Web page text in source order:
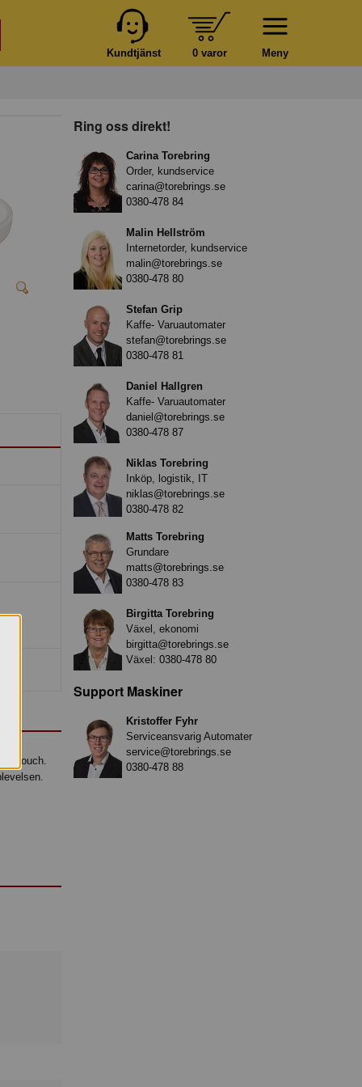
Meny
0 varor
Kundtjänst
touch.
Ring oss direkt!
Carina Torebring
Order, kundservice
carina@torebrings.se
0380-478 84
Malin Hellström
Internetorder, kundservice
malin@torebrings.se
0380-478 80
Stefan Grip
Kaffe- Varuautomater
stefan@torebrings.se
0380-478 81
Daniel Hallgren
Kaffe- Varuautomater
daniel@torebrings.se
0380-478 87
Niklas Torebring
Inköp, logistik, IT
niklas@torebrings.se
0380-478 82
Matts Torebring
Grundare
matts@torebrings.se
0380-478 83
Birgitta Torebring
Växel, ekonomi
birgitta@torebrings.se
Växel: 0380-478 80
Support Maskiner
Kristoffer Fyhr
Serviceansvarig Automater
service@torebrings.se
0380-478 88